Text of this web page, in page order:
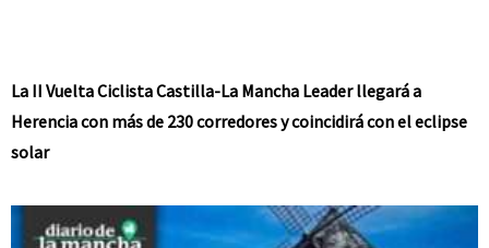
La II Vuelta Ciclista Castilla-La Mancha Leader llegará a
Herencia con más de 230 corredores y coincidirá con el eclipse
solar